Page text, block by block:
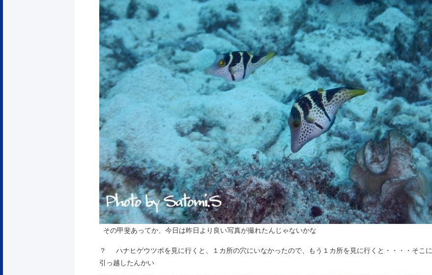
その甲斐あってか、今日は昨日より良い写真が撮れたんじゃないかな
？ ハナヒゲウツボを見に行くと、１カ所の穴にいなかったので、もう１カ所を見に行くと・・・・そこに
引っ越したんかい